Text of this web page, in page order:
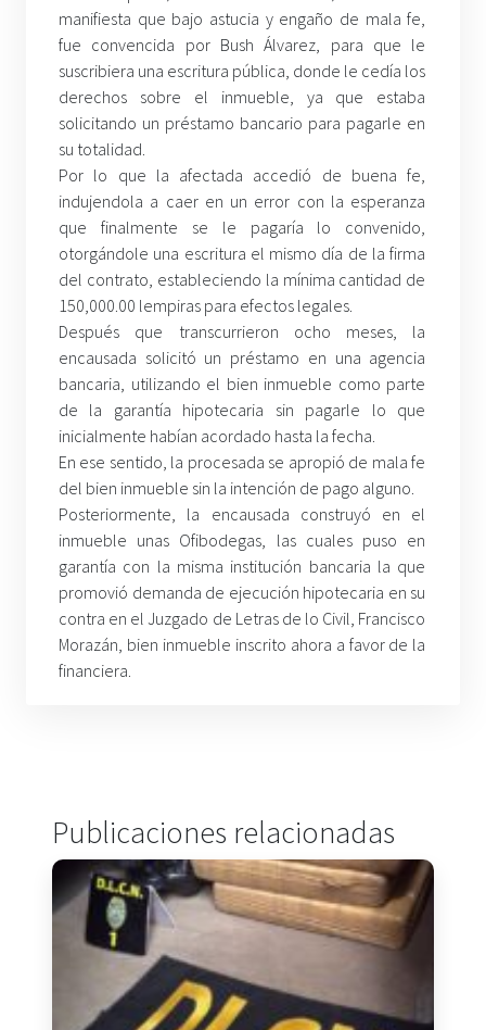
manifiesta que bajo astucia y engaño de mala fe,
fue convencida por Bush Álvarez, para que le
suscribiera una escritura pública, donde le cedía los
derechos sobre el inmueble, ya que estaba
solicitando un préstamo bancario para pagarle en
su totalidad.
Por lo que la afectada accedió de buena fe,
indujendola a caer en un error con la esperanza
que finalmente se le pagaría lo convenido,
otorgándole una escritura el mismo día de la firma
del contrato, estableciendo la mínima cantidad de
150,000.00 lempiras para efectos legales.
Después que transcurrieron ocho meses, la
encausada solicitó un préstamo en una agencia
bancaria, utilizando el bien inmueble como parte
de la garantía hipotecaria sin pagarle lo que
inicialmente habían acordado hasta la fecha.
En ese sentido, la procesada se apropió de mala fe
del bien inmueble sin la intención de pago alguno.
Posteriormente, la encausada construyó en el
inmueble unas Ofibodegas, las cuales puso en
garantía con la misma institución bancaria la que
promovió demanda de ejecución hipotecaria en su
contra en el Juzgado de Letras de lo Civil, Francisco
Morazán, bien inmueble inscrito ahora a favor de la
financiera.
Publicaciones relacionadas